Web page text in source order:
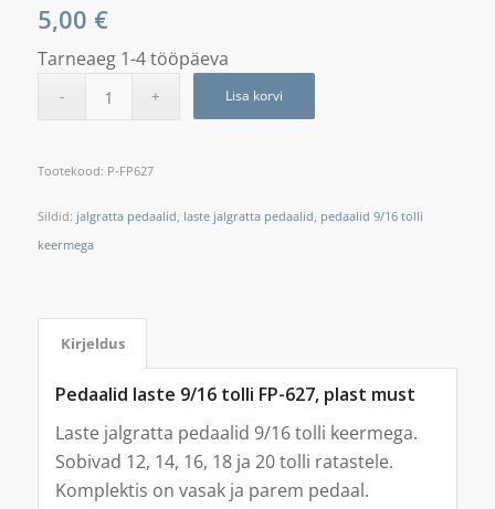
5,00 €
Tarneaeg 1-4 tööpäeva
Lisa korvi
Tootekood: P-FP627
Sildid: jalgratta pedaalid laste jalgratta pedaalid pedaalid 9/16 tolli
keermega
Kirjeldus
Pedaalid laste 9/16 tolli FP-627, plast must
Laste jalgratta pedaalid 9/16 tolli keermega.
Sobivad 12, 14, 16, 18 ja 20 tolli ratastele.
Komplektis on vasak ja parem pedaal.